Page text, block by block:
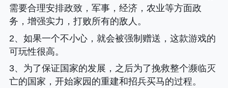
需要合理安排政致，军事，经济，农业等方面政
务，增强实力，打败所有的敌人。
2、如果一个不小心，就会被强制赠送，这款游戏的
可玩性很高。
3、为了保证国家的发展，之后为了挽救整个濒临灭
亡的国家，开始家园的重建和招兵买马的过程。